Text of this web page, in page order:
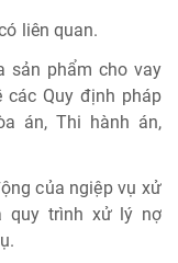
liên quan.
sản phẩm cho vay
các Quy định pháp
án, Thi hành án,
của ngiệp vụ xử
quy trình xử lý nợ